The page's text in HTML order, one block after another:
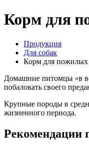
Корм для
Продукция
Для собак
Корм для пожилых
Домашние питомцы «в
побаловать своего
Крупные породы в
жизненного периода.
Рекомендации